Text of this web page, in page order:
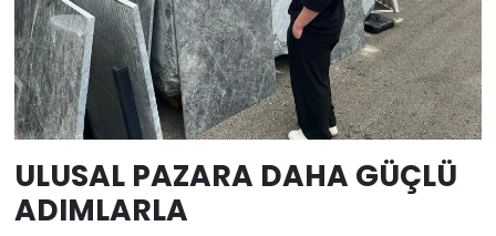
ULUSAL PAZARA DAHA GÜÇLÜ
ADIMLARLA